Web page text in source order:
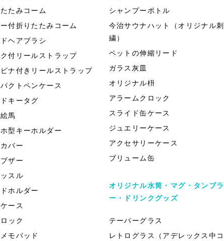
たみコーム
付折りたたみコーム
ヘアブラシ
付リールストラップ
ナ付きリールストラップ
クトペンケース
キータグ
馬
型キーホルダー
バー
ザー
スル
ホルダー
ース
ック
モパッド
シャンプーボトル
今治サウナハット（オリジナル刺
繍）
ペットの伸縮リード
ガラス灰皿
オリジナル枡
アラームクロック
スライド缶ケース
ジュエリーケース
アクセサリーケース
ブリューム缶
オリジナル水筒・マグ・タンブラ
ー・ドリンクグッズ
テーパーグラス
レトログラス（アデレックス中コ